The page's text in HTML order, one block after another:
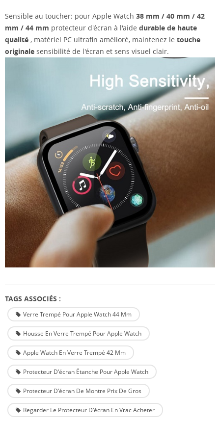
Sensible au toucher: pour Apple Watch 38 mm / 40 mm / 42
mm / 44 mm protecteur d'écran à l'aide durable de haute
qualité , matériel PC ultrafin amélioré, maintenez le touche
originale sensibilité de l'écran et sens visuel clair.
TAGS ASSOCIÉS :
Verre Trempé Pour Apple Watch 44 Mm
Housse En Verre Trempé Pour Apple Watch
Apple Watch En Verre Trempé 42 Mm
Protecteur D'écran Étanche Pour Apple Watch
Protecteur D'écran De Montre Prix De Gros
Regarder Le Protecteur D'écran En Vrac Acheter